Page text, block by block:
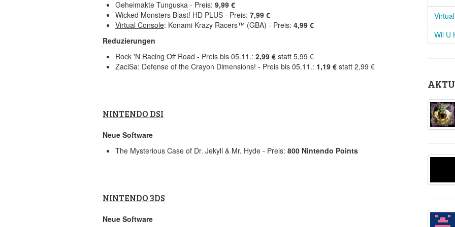
Geheimakte Tunguska - Preis: 9,99 €
Wicked Monsters Blast! HD PLUS - Preis: 7,99 €
Virtual Console: Konami Krazy Racers™ (GBA) - Preis: 4,99 €
Reduzierungen
Rock 'N Racing Off Road - Preis bis 05.11.: 2,99 € statt 5,99 €
ZaciSa: Defense of the Crayon Dimensions! - Preis bis 05.11.: 1,19 € statt 2,99 €
NINTENDO DSI
Neue Software
The Mysterious Case of Dr. Jekyll & Mr. Hyde - Preis: 800 Nintendo Points
NINTENDO 3DS
Neue Software
Wii U